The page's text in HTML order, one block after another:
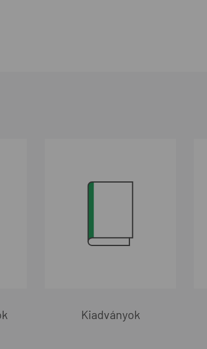
Kiadványok